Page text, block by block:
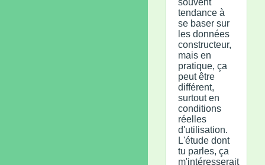
tendance à
se baser sur
les données
constructeur,
mais en
pratique, ça
peut être
différent,
surtout en
conditions
réelles
d'utilisation.
L'étude dont
tu parles, ça
m'intéresserait